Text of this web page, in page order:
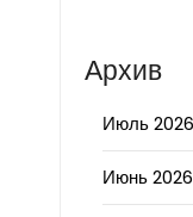
Архив
Июль 2026
Июнь 2026